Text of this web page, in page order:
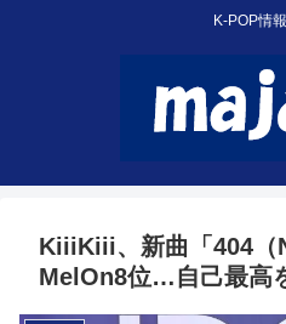
K-POP情
KiiiKiii、新曲「404（
MelOn8位…自己最高